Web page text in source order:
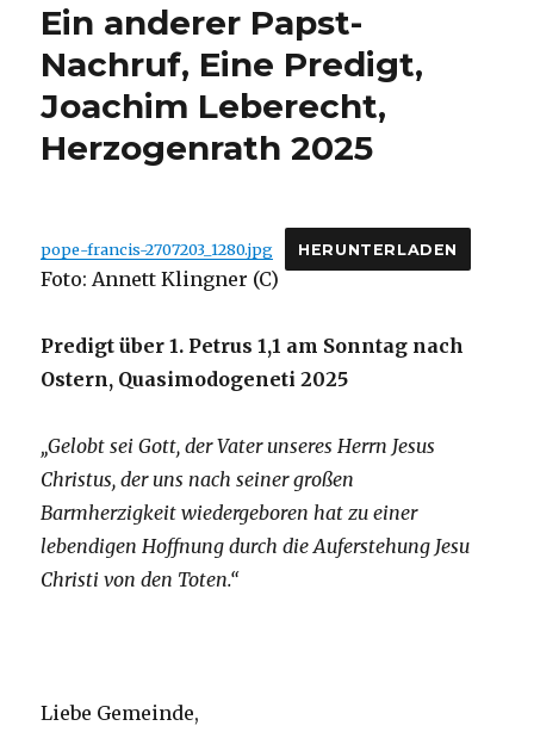
in
Christoph
Fleischer,
Ein anderer Papst-
Nachruf, Eine Predigt,
Joachim Leberecht,
Herzogenrath 2025
pope-francis-2707203_1280.jpg HERUNTERLADEN
Foto: Annett Klingner (C)
Predigt über 1. Petrus 1,1 am Sonntag nach
Ostern, Quasimodogeneti 2025
„Gelobt sei Gott, der Vater unseres Herrn Jesus
Christus, der uns nach seiner großen
Barmherzigkeit wiedergeboren hat zu einer
lebendigen Hoffnung durch die Auferstehung Jesu
Christi von den Toten.“
Liebe Gemeinde,